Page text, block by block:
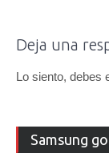
Deja una
Lo siento, debes
Samsung